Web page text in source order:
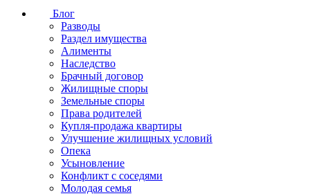
Блог
Разводы
Раздел имущества
Алименты
Наследство
Брачный договор
Жилищные споры
Земельные споры
Права родителей
Купля-продажа квартиры
Улучшение жилищных условий
Опека
Усыновление
Конфликт с соседями
Молодая семья